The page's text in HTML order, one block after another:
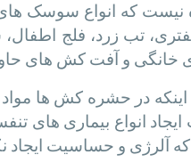
که انواع سوسک های
تب زرد، فلج
خانگی و آفت کش های
اینکه در حشره کش ها
انواع بیماری های
آلرژی و حساسیت ایجاد